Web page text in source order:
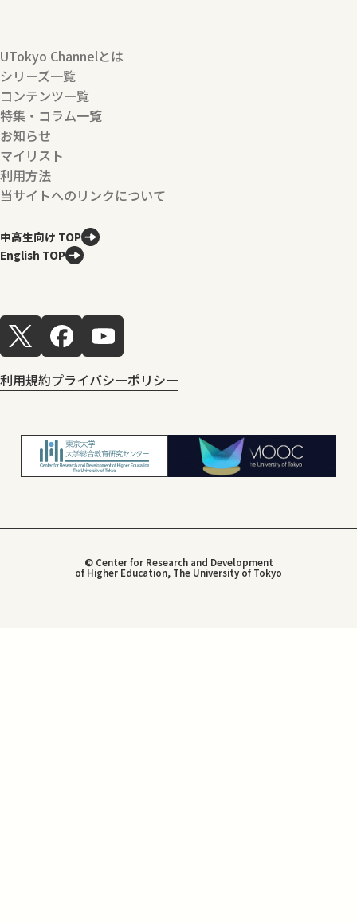
UTokyo Channelとは
シリーズ一覧
コンテンツ一覧
特集・コラム一覧
お知らせ
マイリスト
利用方法
当サイトへのリンクについて
中高生向け TOP
English TOP
利用規約プライバシーポリシー
© Center for Research and Development
of Higher Education, The University of Tokyo